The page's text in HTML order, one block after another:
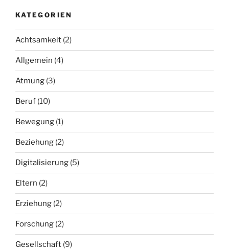
KATEGORIEN
Achtsamkeit (2)
Allgemein (4)
Atmung (3)
Beruf (10)
Bewegung (1)
Beziehung (2)
Digitalisierung (5)
Eltern (2)
Erziehung (2)
Forschung (2)
Gesellschaft (9)